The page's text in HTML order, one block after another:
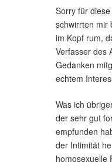
Sorry für
schwirrten mir
im Kopf rum,
Verfasser des
Gedanken
echtem
Was ich
der sehr gut
empfunden
der Intimität
homosexuelle